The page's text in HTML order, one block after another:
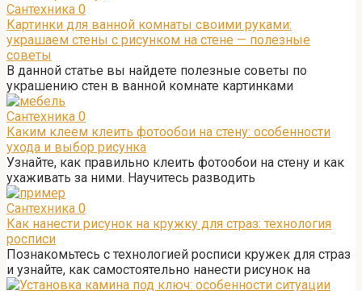
Сантехника 0
Картинки для ванной комнаты своими руками:
украшаем стены с рисунком на стене — полезные
советы
В данной статье вы найдете полезные советы по
украшению стен в ванной комнате картинками
Сантехника 0
Каким клеем клеить фотообои на стену: особенности
ухода и выбор рисунка
Узнайте, как правильно клеить фотообои на стену и как
ухаживать за ними. Научитесь разводить
Сантехника 0
Как нанести рисунок на кружку для страз: технология
росписи
Познакомьтесь с технологией росписи кружек для страз
и узнайте, как самостоятельно нанести рисунок на